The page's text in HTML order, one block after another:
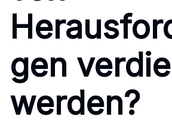
gen
werden?